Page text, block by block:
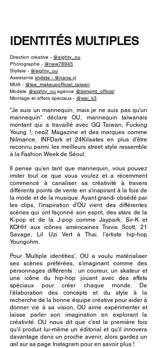
IDENTITÉS MULTIPLES
Direction créative - @eighty_ou
Photographe - @new78945
Styliste - @eighty_ou
Assistante styliste - @nana.yj
MUA - @lee_makeupofficial_taiwan
Modèle @eighty_ou agence @lsimgmt_official
Montage et effets spéciaux - @wei_k3
"Je suis un mannequin, mais je ne suis pas qu'un
mannequin" déclare OU, mannequin taïwanais
montant qui a travaillé avec GQ Taiwan, Fucking
Young !, neo2 Magazine et des marques comme
Nilmance, INFDark et 24Kilaates en plus d'être
reconnu parmi les meilleurs street style ressemble
à la Fashion Week de Séoul.
Il pense qu'en tant que mannequin, vous pouvez
imiter tout ce que vous voulez et a récemment
commencé à canaliser sa créativité à travers
différents points de vente en s'inspirant à la fois de
la mode et de la musique. Ayant grandi obsédé par
les clips, l'inspiration d'OU vient des différentes
scènes qui ont façonné son esprit, des stars de la
K-pop et de la J-pop comme Jaypark, Sir-K et
KOHH aux icônes américaines Travis Scott, 21
Savage, Lil Uzi Vert à Thai. l'artiste hip-hop
Youngohm.
Pour 'Multiple identities', OU a voulu matérialiser
ses scènes préférées, s'imaginant comme des
personnages différents : un coureur, un skateur et
une icône du hip-hop jouant avec des effets
spéciaux pour créer chaque monde. De
l'élaboration des concepts et du style à la
recherche de la bonne équipe créative pour aider à
donner vie à sa vision, OU aime expérimenter et
laisse parler son imagination en explorant la
créativité. OU nous dit que c'est la première fois
qu'il produit lui-même un éditorial et qu'il innovera
davantage dans un proche avenir, alors gardez un
œil sur sa page Instagram pour en savoir plus !